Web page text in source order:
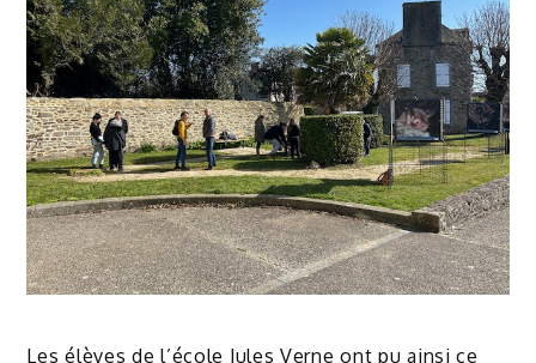
Les élèves de l’école Jules Verne ont pu ainsi ce